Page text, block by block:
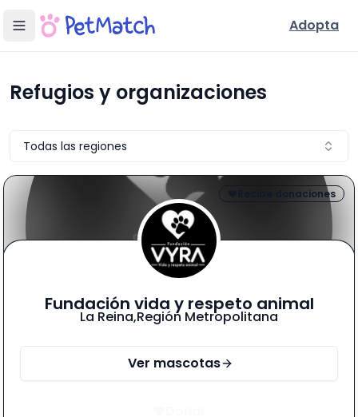
Adopta
Refugios y organizaciones
Todas las regiones
Recibe donaciones
Fundación vida y respeto animal
La Reina,Región Metropolitana
Ver mascotas